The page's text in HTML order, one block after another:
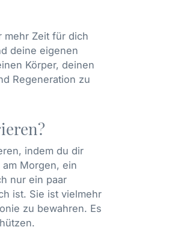
mehr Zeit für dich
deine eigenen
Körper, deinen
Regeneration zu
indem du dir
Morgen, ein
nur ein paar
ist. Sie ist vielmehr
zu bewahren. Es